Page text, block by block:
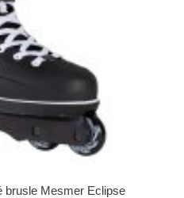
brusle Mesmer Eclipse